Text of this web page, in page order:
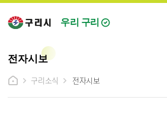
우리 구리
전자시보
구리소식
전자시보